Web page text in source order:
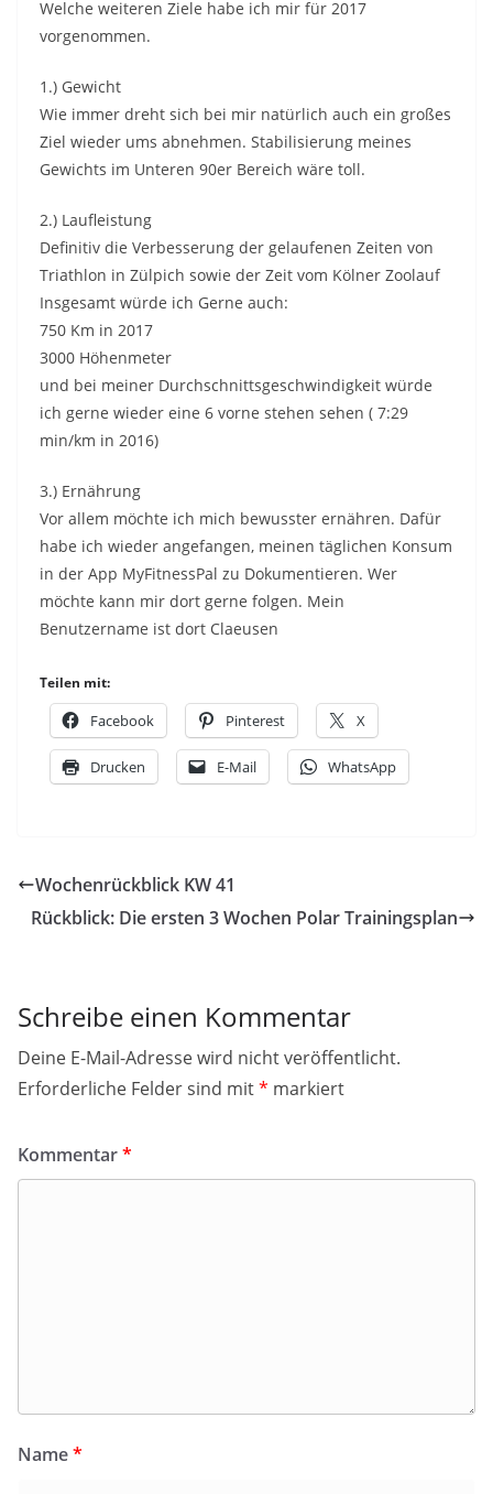
Welche weiteren Ziele habe ich mir für 2017
vorgenommen.
1.) Gewicht
Wie immer dreht sich bei mir natürlich auch ein großes
Ziel wieder ums abnehmen. Stabilisierung meines
Gewichts im Unteren 90er Bereich wäre toll.
2.) Laufleistung
Definitiv die Verbesserung der gelaufenen Zeiten von
Triathlon in Zülpich sowie der Zeit vom Kölner Zoolauf
Insgesamt würde ich Gerne auch:
750 Km in 2017
3000 Höhenmeter
und bei meiner Durchschnittsgeschwindigkeit würde
ich gerne wieder eine 6 vorne stehen sehen ( 7:29
min/km in 2016)
3.) Ernährung
Vor allem möchte ich mich bewusster ernähren. Dafür
habe ich wieder angefangen, meinen täglichen Konsum
in der App MyFitnessPal zu Dokumentieren. Wer
möchte kann mir dort gerne folgen. Mein
Benutzername ist dort Claeusen
Teilen mit:
Facebook Pinterest X
Drucken E-Mail WhatsApp
Wochenrückblick KW 41
Rückblick: Die ersten 3 Wochen Polar Trainingsplan
Schreibe einen Kommentar
Deine E-Mail-Adresse wird nicht veröffentlicht.
Erforderliche Felder sind mit* markiert
Kommentar*
Name*